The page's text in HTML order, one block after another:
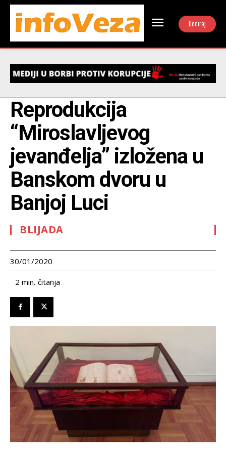
Doniraj
Reprodukcija
“Miroslavljevog
jevanđelja” izložena u
Banskom dvoru u
Banjoj Luci
BLIJADA
30/01/2020
2 min. čitanja